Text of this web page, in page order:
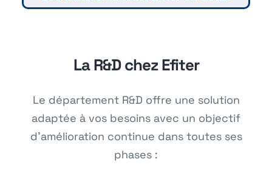
La R&D chez Efiter
Le département R&D offre une solution
adaptée à vos besoins avec un objectif
d’amélioration continue dans toutes ses
phases :